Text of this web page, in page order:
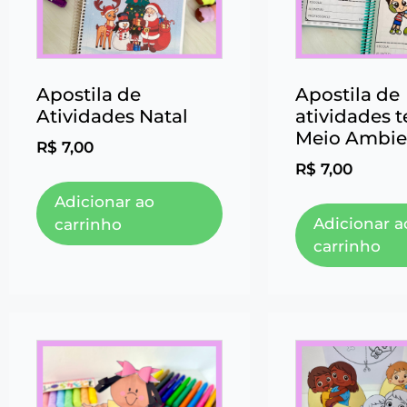
Apostila de
Atividades Natal
R$ 7,00
Adicionar ao
carrinho
Apostila de
atividades
Meio
R$ 7,00
Adicionar
carrinho